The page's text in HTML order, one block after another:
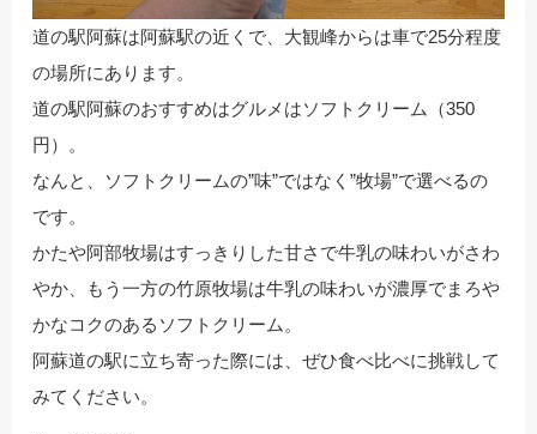
道の駅阿蘇は阿蘇駅の近くで、大観峰からは車で25分程度
の場所にあります。
道の駅阿蘇のおすすめはグルメはソフトクリーム（350
円）。
なんと、ソフトクリームの”味”ではなく”牧場”で選べるの
です。
かたや阿部牧場はすっきりした甘さで牛乳の味わいがさわ
やか、もう一方の竹原牧場は牛乳の味わいが濃厚でまろや
かなコクのあるソフトクリーム。
阿蘇道の駅に立ち寄った際には、ぜひ食べ比べに挑戦して
みてください。